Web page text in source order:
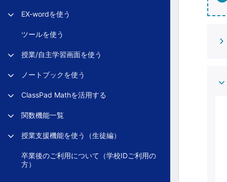
EX-wordを使う
ツールを使う
授業/自主学習画面を使う
ノートブックを使う
ClassPad Mathを活用する
関数機能一覧
授業支援機能を使う（生徒編）
卒業後のご利用について（学校IDご利用の
方）